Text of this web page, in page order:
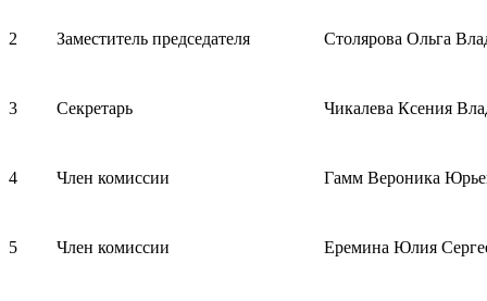
2 Заместитель председателя Столярова Ольга
3 Секретарь Чикалева Ксения
4 Член комиссии Гамм Вероника
5 Член комиссии Еремина Юлия